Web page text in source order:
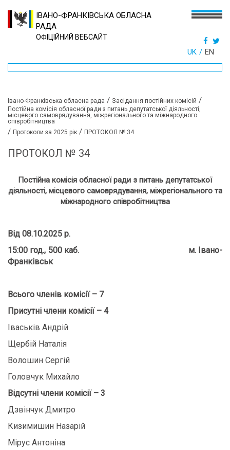
ІВАНО-ФРАНКІВСЬКА ОБЛАСНА
РАДА
ОФІЦІЙНИЙ ВЕБСАЙТ
UK EN
Івано-Франківська обласна рада / Засідання постійних комісій /
Постійна комісія обласної ради з питань депутатської діяльності,
місцевого самоврядування, міжрегіонального та міжнародного
співробітництва
/ Протоколи за 2025 рік / ПРОТОКОЛ № 34
ПРОТОКОЛ № 34
Постійна комісія обласної ради з питань депутатської
діяльності, місцевого самоврядування, міжрегіонального та
міжнародного співробітництва
Від 08.10.2025 р.
15:00 год., 500 каб.
м. Івано-
Франківськ
Всього членів комісії – 7
Присутні члени комісії – 4
Іваськів Андрій
Щербій Наталія
Волошин Сергій
Головчук Михайло
Відсутні члени комісії – 3
Дзвінчук Дмитро
Кизимишин Назарій
Мірус Антоніна